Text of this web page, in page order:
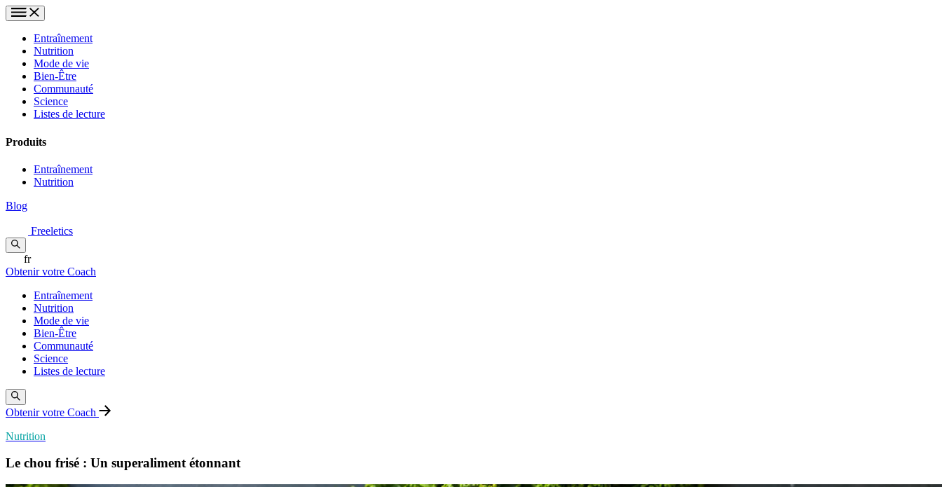
Entraînement
Nutrition
Mode de vie
Bien-Être
Communauté
Science
Listes de lecture
Produits
Entraînement
Nutrition
Blog
Freeletics
fr
Obtenir votre Coach
Entraînement
Nutrition
Mode de vie
Bien-Être
Communauté
Science
Listes de lecture
Obtenir votre Coach
Nutrition
Le chou frisé : Un superaliment étonnant